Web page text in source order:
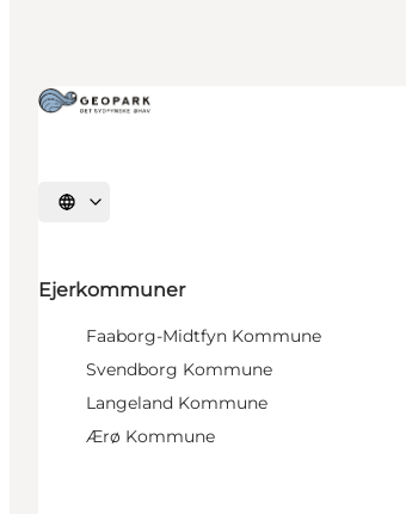
Vælg sprog
Ejerkommuner
Faaborg-Midtfyn Kommune
Svendborg Kommune
Langeland Kommune
Ærø Kommune